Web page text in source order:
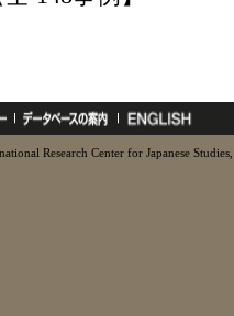
Research Center for Japanese